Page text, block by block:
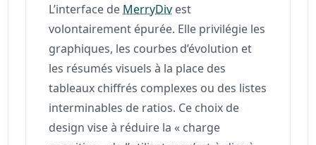
L’interface de MerryDiv est
volontairement épurée. Elle privilégie les
graphiques, les courbes d’évolution et
les résumés visuels à la place des
tableaux chiffrés complexes ou des listes
interminables de ratios. Ce choix de
design vise à réduire la « charge